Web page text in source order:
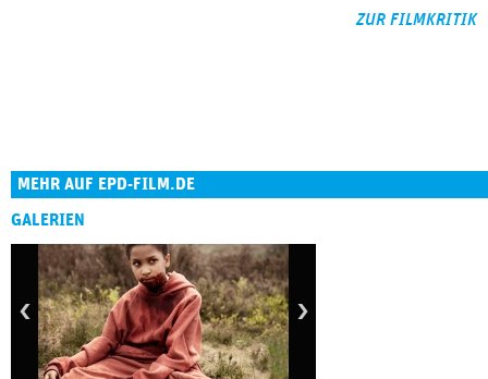
ZUR FILMKRITIK
MEHR AUF EPD-FILM.DE
GALERIEN